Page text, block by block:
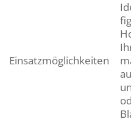
Einsatzmöglichkeiten